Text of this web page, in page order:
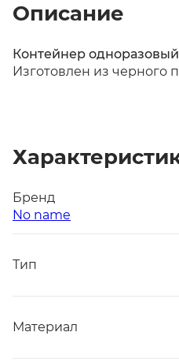
Описание
Контейнер одноразовый
Изготовлен из черного
Бренд
No name
Тип
Материал